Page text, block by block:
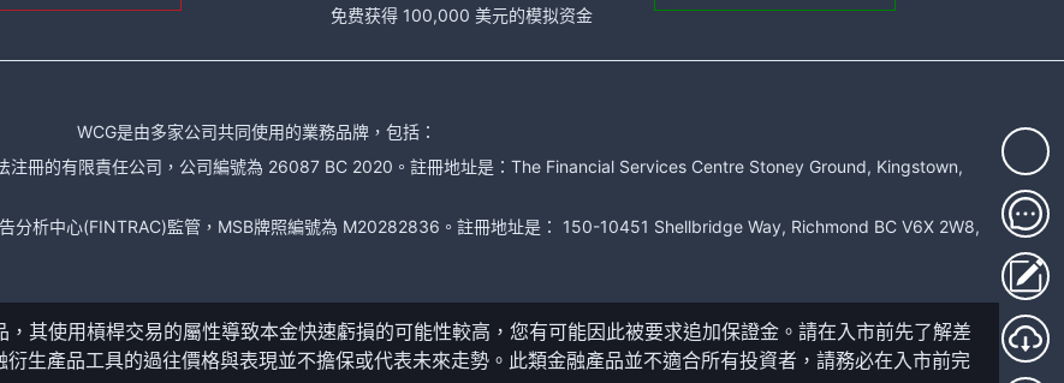
免费获得 100,000 美元的模拟资金
WCG是由多家公司共同使用的業務品牌，包括：
冊的有限責任公司，公司編號為 26087 BC 2020。註冊地址是：The Financial Services Centre Stoney Ground, Kingstown,
分析中心(FINTRAC)監管，MSB牌照編號為 M20282836。註冊地址是： 150-10451 Shellbridge Way, Richmond BC V6X 2W8,
其使用槓桿交易的屬性導致本金快速虧損的可能性較高，您有可能因此被要求追加保證金。請在入市前先了解差
生產品工具的過往價格與表現並不擔保或代表未來走勢。此類金融產品並不適合所有投資者，請務必在入市前完